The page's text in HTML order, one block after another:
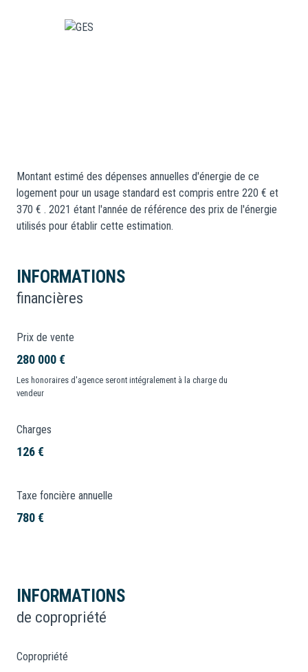
ascenseur
visiophone
quartier CENTRE VILLE
Montant estimé des dépenses annuelles d'énergie de ce
logement pour un usage standard est compris entre 220 € et
370 € . 2021 étant l'année de référence des prix de l'énergie
utilisés pour établir cette estimation.
INFORMATIONS
financières
Prix de vente
280 000 €
Les honoraires d'agence seront intégralement à la charge du
vendeur
Charges
126 €
Taxe foncière annuelle
780 €
INFORMATIONS
de copropriété
Copropriété